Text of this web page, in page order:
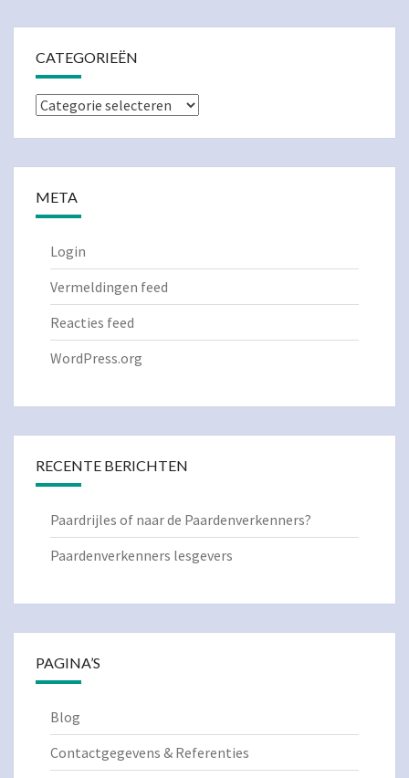
CATEGORIEËN
Categorieën
META
Login
Vermeldingen feed
Reacties feed
WordPress.org
RECENTE BERICHTEN
Paardrijles of naar de Paardenverkenners?
Paardenverkenners lesgevers
PAGINA’S
Blog
Contactgegevens & Referenties